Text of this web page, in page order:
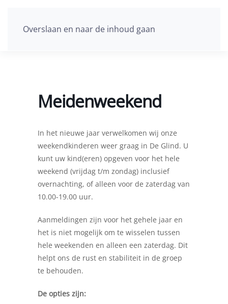
Overslaan en naar de inhoud gaan
Meidenweekend
In het nieuwe jaar verwelkomen wij onze
weekendkinderen weer graag in De Glind. U
kunt uw kind(eren) opgeven voor het hele
weekend (vrijdag t/m zondag) inclusief
overnachting, of alleen voor de zaterdag van
10.00-19.00 uur.
Aanmeldingen zijn voor het gehele jaar en
het is niet mogelijk om te wisselen tussen
hele weekenden en alleen een zaterdag. Dit
helpt ons de rust en stabiliteit in de groep
te behouden.
De opties zijn: